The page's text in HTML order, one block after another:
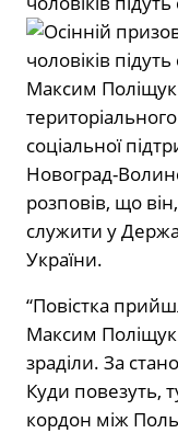
Максим Поліщук
соціальної
Новоград-
розповів, що
служити у
України.
“Повістка
Максим Поліщук.
зраділи. За
Куди повезуть,
кордон між